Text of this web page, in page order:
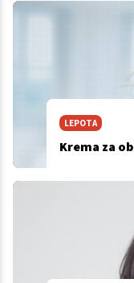
LEPOTA
Krema za